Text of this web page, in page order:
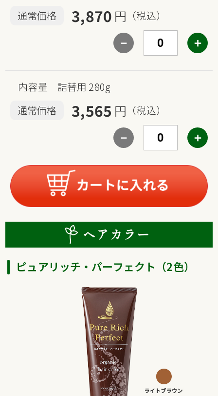
通常価格
3,870 円 （税込）
－ ＋
内容量 詰替用 280g
通常価格
3,565 円 （税込）
－ ＋
ピュアリッチ・パーフェクト（2色）